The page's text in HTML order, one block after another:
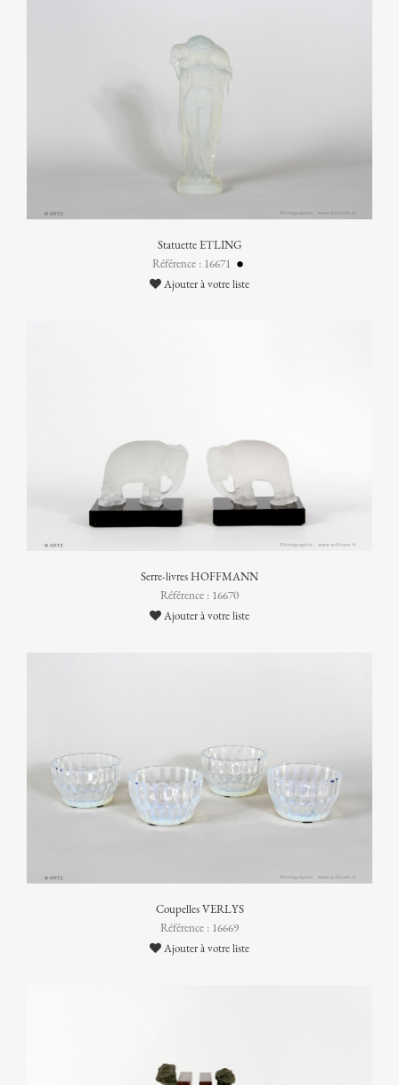
Statuette ETLING
Référence : 16671
Ajouter à votre liste
Serre-livres HOFFMANN
Référence : 16670
Ajouter à votre liste
Coupelles VERLYS
Référence : 16669
Ajouter à votre liste